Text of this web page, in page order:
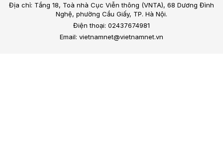
Địa chỉ: Tầng 18, Toà nhà Cục Viễn thông (VNTA), 68 Dương Đình
Nghệ, phường Cầu Giấy, TP. Hà Nội.
Điện thoại: 02437674981
Email: vietnamnet@vietnamnet.vn